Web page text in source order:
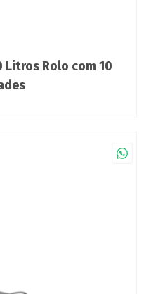
Litros Rolo com 10